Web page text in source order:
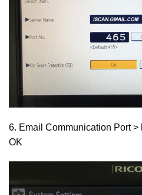
6. Email Communication Port >
OK